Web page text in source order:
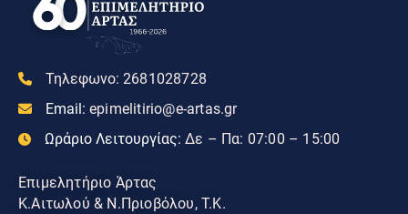
Τηλεφωνο: 2681028728
Email: epimelitirio@e-artas.gr
Ωράριο Λειτουργίας: Δε – Πα: 07:00 – 15:00
Επιμελητήριο Άρτας
Κ.Αιτωλού & Ν.Πριοβόλου, Τ.Κ.